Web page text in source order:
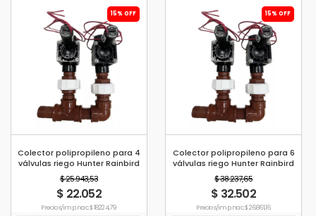
15% OFF
Colector polipropileno para 4
válvulas riego Hunter Rainbird
$ 25.943,53
$ 22.052
Precio s/imp. nac. $ 18.224,79
15% OFF
Colector polipropileno para 6
válvulas riego Hunter Rainbird
$ 38.237,65
$ 32.502
Precio s/imp. nac. $ 26.861,16